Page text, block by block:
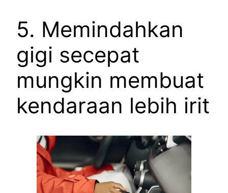
5. Memindahkan
gigi secepat
mungkin membuat
kendaraan lebih irit